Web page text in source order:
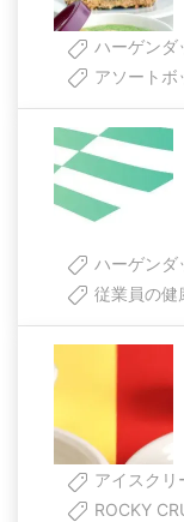
ハーゲンダ
アソートボ
ハーゲンダ
従業員の健
アイスクリ
ROCKY